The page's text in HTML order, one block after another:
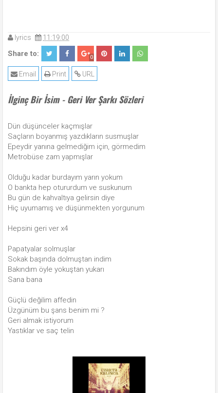
lyrics 11:19:00
Share to: 0
URL
Print
Email
İlginç Bir İsim - Geri Ver Şarkı Sözleri
Dün düşünceler kaçmışlar
Saçların boyanmış yazdıkların susmuşlar
Epeydir yanına gelmediğim için, görmedim
Metrobüse zam yapmışlar
Olduğu kadar burdayım yarın yokum
O bankta hep otururdum ve suskunum
Bu gün de kahvaltıya gelirsin diye
Hiç uyumamış ve düşünmekten yorgunum
Hepsini geri ver x4
Papatyalar solmuşlar
Sokak başında dolmuştan indim
Bakındım öyle yokuştan yukarı
Sana bana
Güçlü değilim affedin
Üzgünüm bu şans benim mi ?
Geri almak istiyorum
Yastıklar ve saç telin